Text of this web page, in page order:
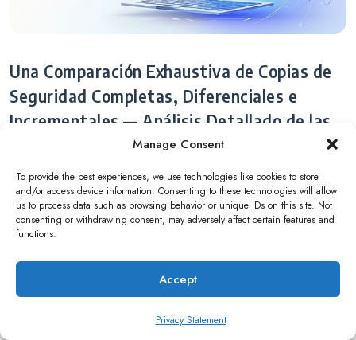
Manage Consent
To provide the best experiences, we use technologies like cookies to store
and/or access device information. Consenting to these technologies will allow
us to process data such as browsing behavior or unique IDs on this site. Not
consenting or withdrawing consent, may adversely affect certain features and
functions.
Accept
Privacy Statement
Una Comparación Exhaustiva de Copias de
Seguridad Completas, Diferenciales e
Incrementales — Análisis Detallado de las
Ventajas de la Copia de Seguridad
Incremental Sintética: QNAP HDP PC Agent
Abr 16, 2025 12 minsRead